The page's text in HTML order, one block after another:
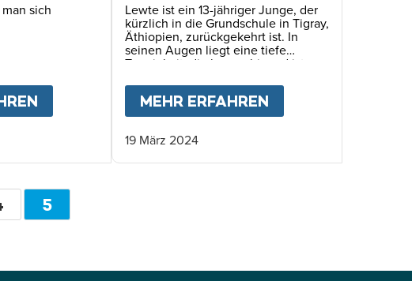
GESTORBEN. ES SPIEGELT SICH IN DEN AUGEN
ÜBER DIE FASTENZEIT GELERNT HABE
sich
KRISE IN ÄTHIOPIEN - MAHLET, 12
Lewte ist ein 13-jähriger Junge, der
kürzlich in die Grundschule in Tigray,
Äthiopien, zurückgekehrt ist. In
seinen Augen liegt eine tiefe
Traurigkeit, die beunruhigend ist,
MEHR ERFAHREN
19 März 2024
AKTUELLE
5